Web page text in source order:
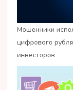
Мошенники
цифрового
инвесторов